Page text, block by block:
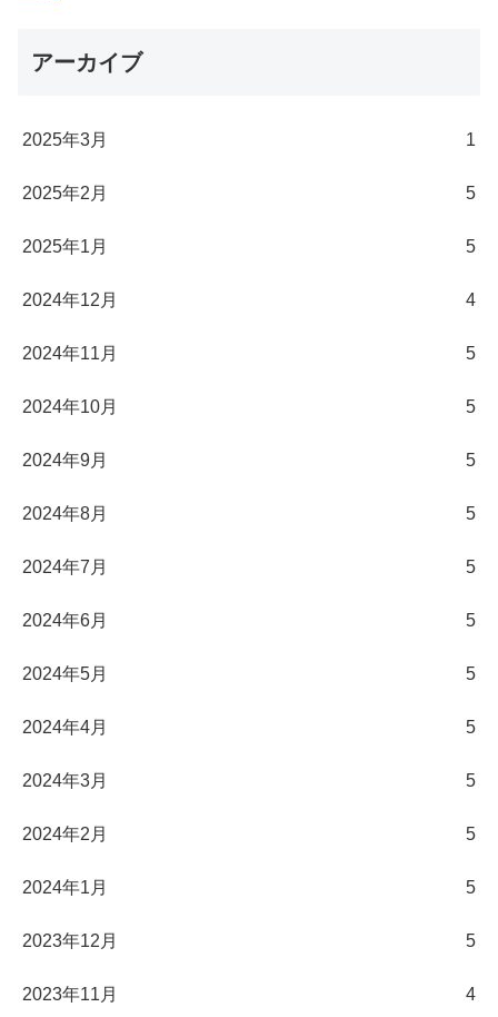
アーカイブ
2025年3月 1
2025年2月 5
2025年1月 5
2024年12月 4
2024年11月 5
2024年10月 5
2024年9月 5
2024年8月 5
2024年7月 5
2024年6月 5
2024年5月 5
2024年4月 5
2024年3月 5
2024年2月 5
2024年1月 5
2023年12月 5
2023年11月 4